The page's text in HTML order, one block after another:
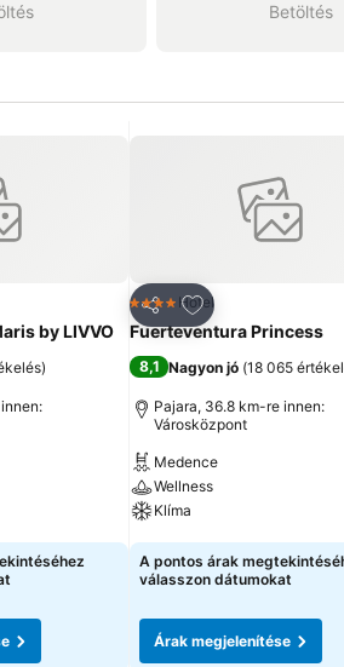
Betöltés
a kedvencekhez
by LIVVO
)
Megosztás
Hozzáadás a
4 Kategória
Hotel
Fuerteventura Princess
8,1 Nagyon jó (18 065
Pajara, 36.8 km-re innen:
Városközpont
Medence
Wellness
Klíma
Árak megjelenítése
A pontos árak
válasszon dátumokat
Árak megjelenítése